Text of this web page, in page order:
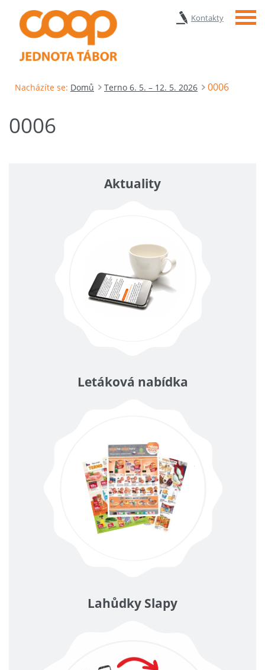
Kontakty Menu
Nacházíte se: Domů Terno 6. 5. – 12. 5. 2026 0006
0006
Aktuality
Letáková nabídka
Lahůdky Slapy